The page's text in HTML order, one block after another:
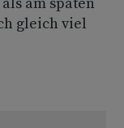
gleich viel